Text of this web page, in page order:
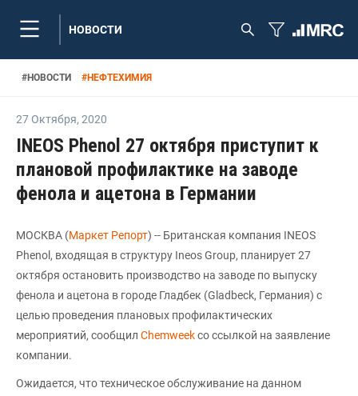
НОВОСТИ
#НОВОСТИ #НЕФТЕХИМИЯ
27 Октября, 2020
INEOS Phenol 27 октября приступит к
плановой профилактике на заводе
фенола и ацетона в Германии
МОСКВА (Маркет Репорт) -- Британская компания INEOS
Phenol, входящая в структуру Ineos Group, планирует 27
октября остановить производство на заводе по выпуску
фенола и ацетона в городе Гладбек (Gladbeck, Германия) с
целью проведения плановых профилактических
мероприятий, сообщил Chemweekсо ссылкой на заявление
компании.
Ожидается, что техническое обслуживание на данном